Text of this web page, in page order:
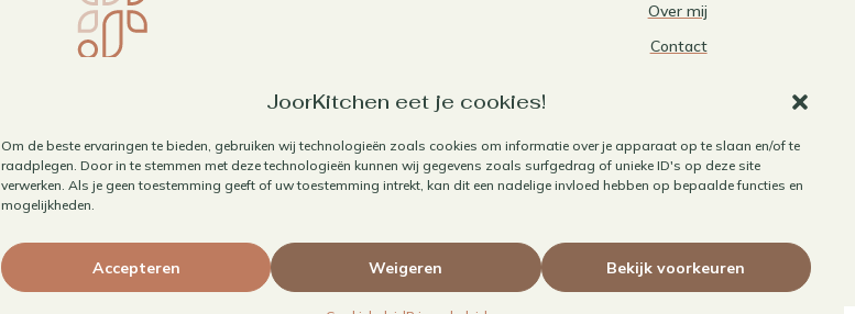
JoorKitchen eet je cookies!
Om de beste ervaringen te bieden, gebruiken wij technologieën zoals cookies om informatie over je apparaat op te slaan en/of te
raadplegen. Door in te stemmen met deze technologieën kunnen wij gegevens zoals surfgedrag of unieke ID's op deze site
verwerken. Als je geen toestemming geeft of uw toestemming intrekt, kan dit een nadelige invloed hebben op bepaalde functies en
mogelijkheden.
Accepteren Weigeren Bekijk voorkeuren
Over mij
Contact
Cookiebeleid
Herroepen aankoop